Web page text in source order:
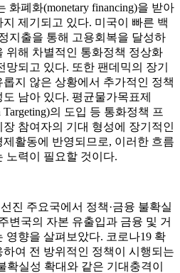
화폐화(monetary financing)을 받아
제기되고 있다. 미국이 빠른 백
지출을 통해 고용회복을 달성하
위해 차별적인 통화정책 정상화
망되고 있다. 또한 팬데믹의 장기
지 않은 상황에서 추가적인 정책
도 남아 있다. 평균물가목표제
의 도입 등 통화정책 프
참여자의 기대 형성에 장기적인
활동에 반영되므로, 이러한 흐름
노력이 필요할 것이다.
진 주요국에서 정책·금융 불확실
변국의 자본 유출입과 금융 및 거
영향을 살펴보았다. 코로나19 확
여 전 방위적인 정책이 시행되는
확실성 확대와 같은 기대충격이